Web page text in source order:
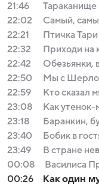
21:46
Тараканище
22:02
Самый,
22:21
Птичка Тари
22:32
Приходи на
22:42
Обезьянки,
22:50
Мы с
22:59
Кто сказал
23:08
Как утенок-
23:18
Баранкин,
23:40
Бобик в
23:49
В стране
00:08
Василиса
00:26
Как один